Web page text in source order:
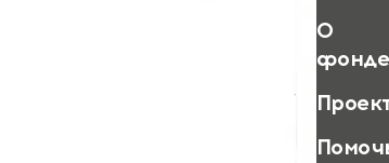
О
фонде